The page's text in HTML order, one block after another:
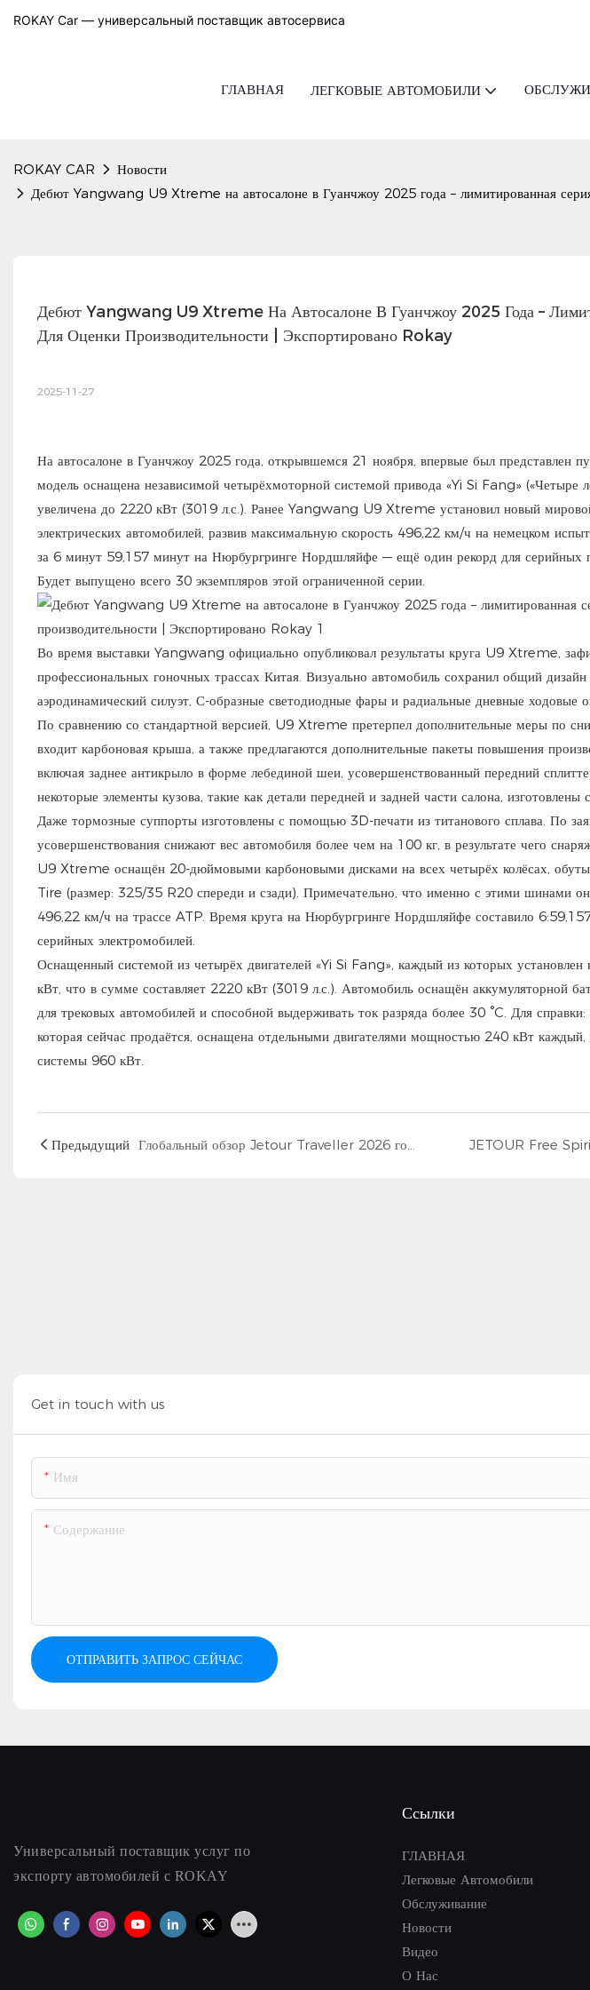
ROKAY Car — универсальный поставщик автосервиса
ГЛАВНАЯ ЛЕГКОВЫЕ АВТОМОБИЛИ
ROKAY CAR
Новости
Дебют Yangwang U9 Xtreme на автосалоне в Гуанчжоу 2025 года – лимитированная
Дебют Yangwang U9 Xtreme На Автосалоне В Гуанчжоу 2025 Года –
Для Оценки Производительности | Экспортировано Rokay
2025-11-27
На автосалоне в Гуанчжоу 2025 года, открывшемся 21 ноября, впервые был
модель оснащена независимой четырёхмоторной системой привода «Yi Si Fang» («Четыре
увеличена до 2220 кВт (3019 л.с.). Ранее Yangwang U9 Xtreme установил новый
электрических автомобилей, развив максимальную скорость 496,22 км/ч на немецком
за 6 минут 59,157 минут на Нюрбургринге Нордшляйфе — ещё один рекорд для серийных
Будет выпущено всего 30 экземпляров этой ограниченной серии.
Во время выставки Yangwang официально опубликовал результаты круга U9 Xtreme,
профессиональных гоночных трассах Китая. Визуально автомобиль сохранил общий
аэродинамический силуэт, С-образные светодиодные фары и радиальные дневные ходовые
По сравнению со стандартной версией, U9 Xtreme претерпел дополнительные меры по
входит карбоновая крыша, а также предлагаются дополнительные пакеты повышения
включая заднее антикрыло в форме лебединой шеи, усовершенствованный передний
некоторые элементы кузова, такие как детали передней и задней части салона, изготовлены
Даже тормозные суппорты изготовлены с помощью 3D-печати из титанового сплава. По
усовершенствования снижают вес автомобиля более чем на 100 кг, в результате чего
U9 Xtreme оснащён 20-дюймовыми карбоновыми дисками на всех четырёх колёсах,
Tire (размер: 325/35 R20 спереди и сзади). Примечательно, что именно с этими шинами
496,22 км/ч на трассе ATP. Время круга на Нюрбургринге Нордшляйфе составило
серийных электромобилей.
Оснащенный системой из четырёх двигателей «Yi Si Fang», каждый из которых установлен
кВт, что в сумме составляет 2220 кВт (3019 л.с.). Автомобиль оснащён аккумуляторной
для трековых автомобилей и способной выдерживать ток разряда более 30 °C. Для
которая сейчас продаётся, оснащена отдельными двигателями мощностью 240 кВт
системы 960 кВт.
Предыдущий
Get in touch with us
Имя
Содержание
ОТПРАВИТЬ ЗАПРОС СЕЙЧАС
Универсальный поставщик услуг по
экспорту автомобилей с ROKAY
Ссылки
ГЛАВНАЯ
Легковые Автомобили
Обслуживание
Новости
Видео
О Нас